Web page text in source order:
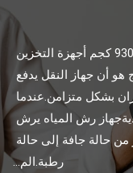
رطبة.الم...